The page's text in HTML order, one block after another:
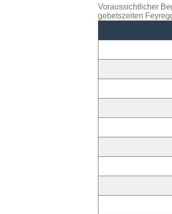
Voraussichtlicher
gebetszeiten